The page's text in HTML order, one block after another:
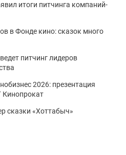
итоги питчинга компаний-
в Фонде кино: сказок много
питчинг лидеров
2026: презентация
сказки «Хоттабыч»